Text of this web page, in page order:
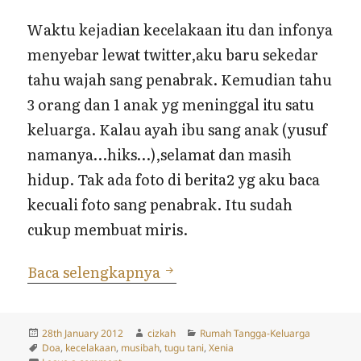
Waktu kejadian kecelakaan itu dan infonya
menyebar lewat twitter,aku baru sekedar
tahu wajah sang penabrak. Kemudian tahu
3 orang dan 1 anak yg meninggal itu satu
keluarga. Kalau ayah ibu sang anak (yusuf
namanya…hiks…),selamat dan masih
hidup. Tak ada foto di berita2 yg aku baca
kecuali foto sang penabrak. Itu sudah
cukup membuat miris.
Baca selengkapnya Kecelakaan Xenia Itu..
Posted
on
28th January 2012 Author
cizkah Categories
Rumah Tangga-Keluarga
Tags
Doa, kecelakaan, musibah,tugu tani,Xenia